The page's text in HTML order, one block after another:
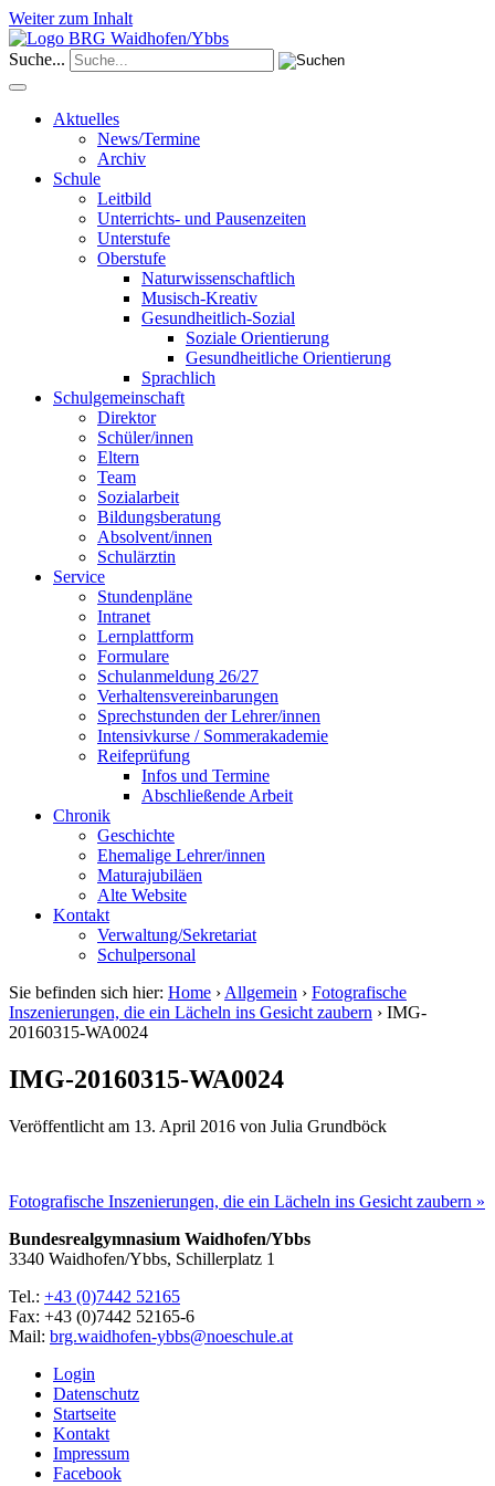
Weiter zum Inhalt
Suche...
Aktuelles
News/Termine
Archiv
Schule
Leitbild
Unterrichts- und Pausenzeiten
Unterstufe
Oberstufe
Naturwissenschaftlich
Musisch-Kreativ
Gesundheitlich-Sozial
Soziale Orientierung
Gesundheitliche Orientierung
Sprachlich
Schulgemeinschaft
Direktor
Schüler/innen
Eltern
Team
Sozialarbeit
Bildungsberatung
Absolvent/innen
Schulärztin
Service
Stundenpläne
Intranet
Lernplattform
Formulare
Schulanmeldung 26/27
Verhaltensvereinbarungen
Sprechstunden der Lehrer/innen
Intensivkurse / Sommerakademie
Reifeprüfung
Infos und Termine
Abschließende Arbeit
Chronik
Geschichte
Ehemalige Lehrer/innen
Maturajubiläen
Alte Website
Kontakt
Verwaltung/Sekretariat
Schulpersonal
Sie befinden sich hier: Home › Allgemein › Fotografische
Inszenierungen, die ein Lächeln ins Gesicht zaubern › IMG-
20160315-WA0024
IMG-20160315-WA0024
Veröffentlicht am 13. April 2016 von Julia Grundböck
Fotografische Inszenierungen, die ein Lächeln ins Gesicht zaubern »
Bundesrealgymnasium Waidhofen/Ybbs
3340 Waidhofen/Ybbs, Schillerplatz 1
Tel.: +43 (0)7442 52165
Fax: +43 (0)7442 52165-6
Mail: brg.waidhofen-ybbs@noeschule.at
Login
Datenschutz
Startseite
Kontakt
Impressum
Facebook